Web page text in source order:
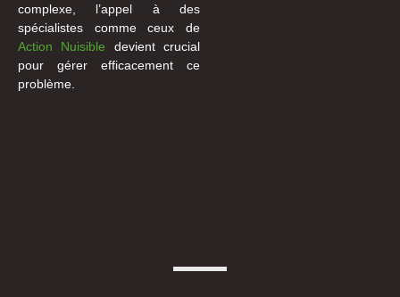
complexe, l’appel à des
spécialistes comme ceux de
Action Nuisible devient crucial
pour gérer efficacement ce
problème.